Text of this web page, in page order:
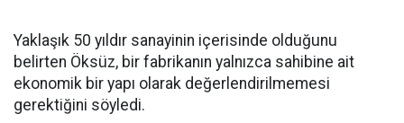
Yaklaşık 50 yıldır sanayinin içerisinde olduğunu
belirten Öksüz, bir fabrikanın yalnızca sahibine ait
ekonomik bir yapı olarak değerlendirilmemesi
gerektiğini söyledi.